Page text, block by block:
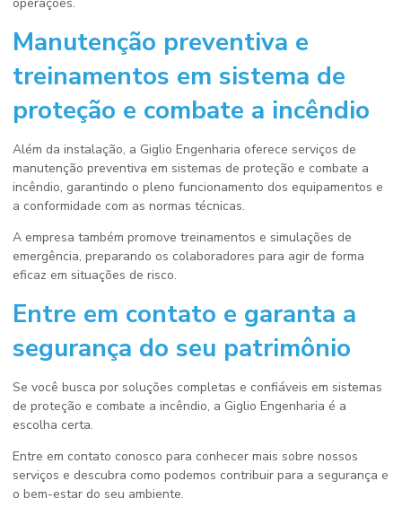
Manutenção preventiva e
treinamentos em sistema de
proteção e combate a incêndio
Além da instalação, a Giglio Engenharia oferece serviços de
manutenção preventiva em sistemas de proteção e combate a
incêndio, garantindo o pleno funcionamento dos equipamentos e
a conformidade com as normas técnicas.
A empresa também promove treinamentos e simulações de
emergência, preparando os colaboradores para agir de forma
eficaz em situações de risco.
Entre em contato e garanta a
segurança do seu patrimônio
Se você busca por soluções completas e confiáveis em sistemas
de proteção e combate a incêndio, a Giglio Engenharia é a
escolha certa.
Entre em contato conosco para conhecer mais sobre nossos
serviços e descubra como podemos contribuir para a segurança e
o bem-estar do seu ambiente.